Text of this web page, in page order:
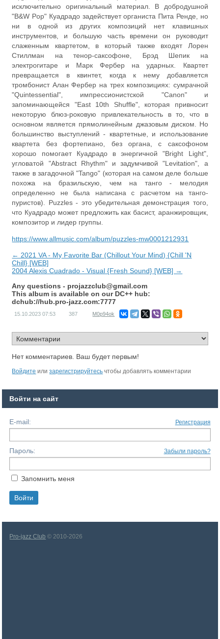
исключительно оригинальный материал. В добродушной
"B&W Pop" Куадрадо задействует органиста Пита Ренде, но
ни в одной из других композиций нет клавишных
инструментов, и большую часть времени он руководит
слаженным квартетом, в который также входят Лорен
Стиллман на тенор-саксофоне, Брэд Шепик на
электрогитаре и Марк Фербер на ударных. Квартет
превращается в квинтет, когда к нему добавляется
тромбонист Алан Фербер на трех композициях: сумрачной
"Quintessential", импрессионистской "Canon" и
запоминающейся "East 10th Shuffle", которая привносит
некоторую блюз-роковую привлекательность в то, что в
основном является прямолинейным джазовым диском. Но
большинство выступлений - квартетные, и использование
квартета без фортепиано, без органа, с саксофоном
хорошо помогает Куадрадо в энергичной "Bright Light",
угловатой "Abstract Rhythm" и задумчивой "Levitation", а
также в загадочной "Tango" (которая на самом деле больше
похожа на бразильскую, чем на танго - мелодия
определенно не была написана с расчетом на танго-
пуристов). Puzzles - это убедительная демонстрация того,
что Куадрадо может предложить как басист, аранжировщик,
композитор и лидер группы.
https://www.allmusic.com/album/puzzles-mw0001212931
← 2021 VA - My Favorite Bar (Chillout Your Mind) {Chill 'N
Chill} [WEB]
2004 Alexis Cuadrado - Visual {Fresh Sound} [WEB] →
Any questions - projazzclub@gmail.com
This album is available on our DC++ hub:
dchub://hub.pro-jazz.com:7777
15.10.2023 07:53 387 M0p94ok
Нет комментариев. Ваш будет первым!
Войдите илизарегистрируйтесь чтобы добавлять комментарии
Войти на сайт
E-mail: Регистрация
Пароль: Забыли пароль?
Запомнить меня
Pro-jazz Club © 2010-2026